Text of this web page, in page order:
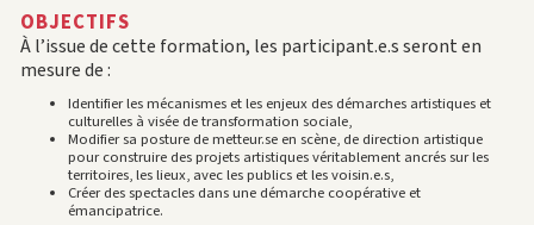
OBJECTIFS
À l’issue de cette formation, les participant.e.s seront en
mesure de :
Identifier les mécanismes et les enjeux des démarches artistiques et
culturelles à visée de transformation sociale,
Modifier sa posture de metteur.se en scène, de direction artistique
pour construire des projets artistiques véritablement ancrés sur les
territoires, les lieux, avec les publics et les voisin.e.s,
Créer des spectacles dans une démarche coopérative et
émancipatrice.